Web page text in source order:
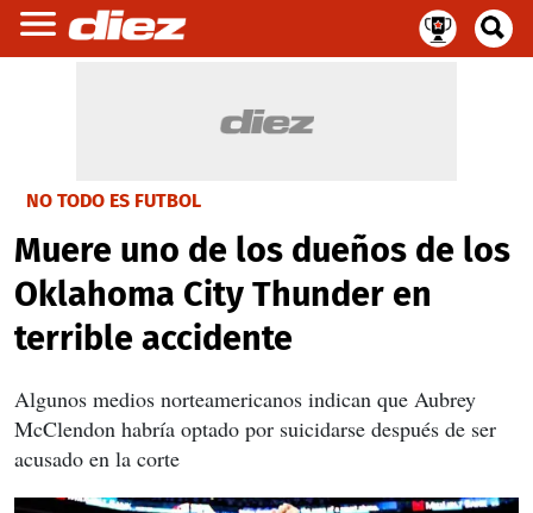
NO TODO ES FUTBOL
Muere uno de los dueños de los
Oklahoma City Thunder en
terrible accidente
Algunos medios norteamericanos indican que Aubrey
McClendon habría optado por suicidarse después de ser
acusado en la corte